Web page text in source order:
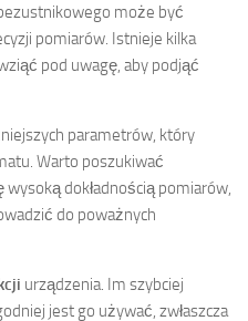
może być
pomiarów. Istnieje kilka
pod uwagę, aby podjąć
parametrów, który
Warto poszukiwać
dokładnością pomiarów,
do poważnych
urządzenia. Im szybciej
jest go używać, zwłaszcza